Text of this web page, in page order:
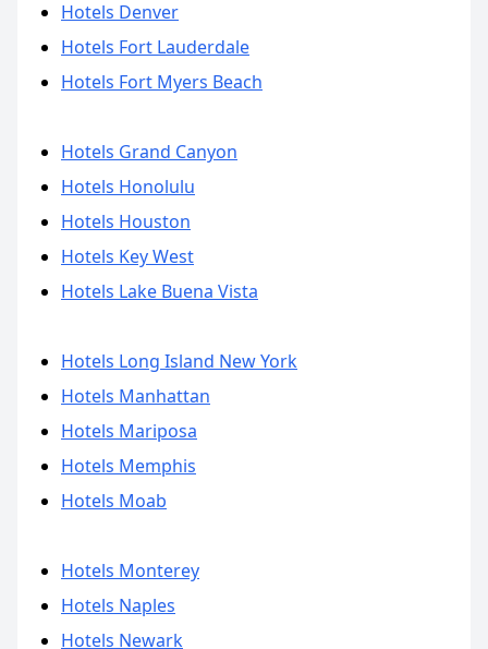
Hotels Denver
Hotels Fort Lauderdale
Hotels Fort Myers Beach
Hotels Grand Canyon
Hotels Honolulu
Hotels Houston
Hotels Key West
Hotels Lake Buena Vista
Hotels Long Island New York
Hotels Manhattan
Hotels Mariposa
Hotels Memphis
Hotels Moab
Hotels Monterey
Hotels Naples
Hotels Newark